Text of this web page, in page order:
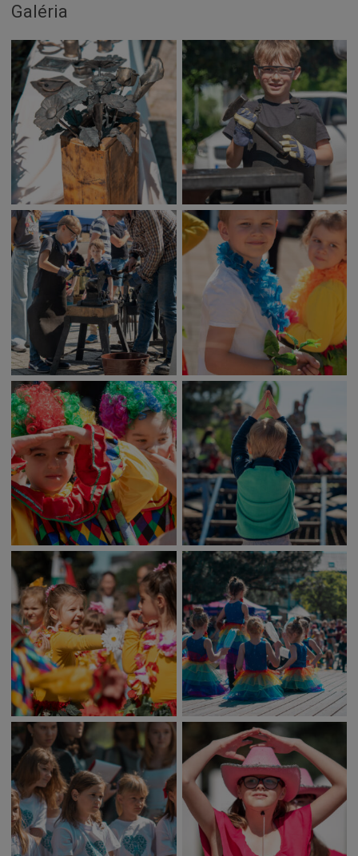
Pracovné ponuky
Galéria